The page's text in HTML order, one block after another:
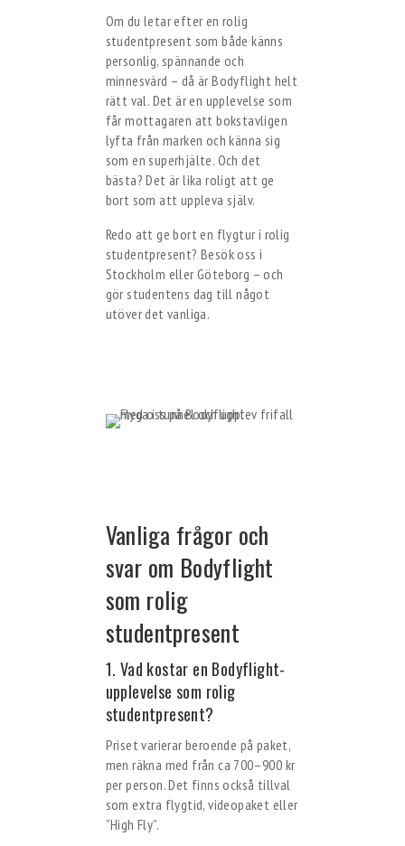
Om du letar efter en rolig
studentpresent som både känns
personlig, spännande och
minnesvärd – då är Bodyflight helt
rätt val. Det är en upplevelse som
får mottagaren att bokstavligen
lyfta från marken och känna sig
som en superhjälte. Och det
bästa? Det är lika roligt att ge
bort som att uppleva själv.
Redo att ge bort en flygtur i rolig
studentpresent? Besök oss i
Stockholm eller Göteborg – och
gör studentens dag till något
utöver det vanliga.
Vanliga frågor och
svar om Bodyflight
som rolig
studentpresent
1. Vad kostar en Bodyflight-
upplevelse som rolig
studentpresent?
Priset varierar beroende på paket,
men räkna med från ca 700–900 kr
per person. Det finns också tillval
som extra flygtid, videopaket eller
”High Fly”.